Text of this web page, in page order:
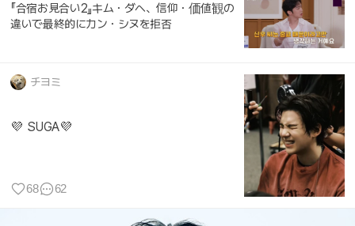
『合宿お見合い2』キム・ダヘ、信仰・価値観の
違いで最終的にカン・シヌを拒否
チヨミ
💜 SUGA💜
68 62